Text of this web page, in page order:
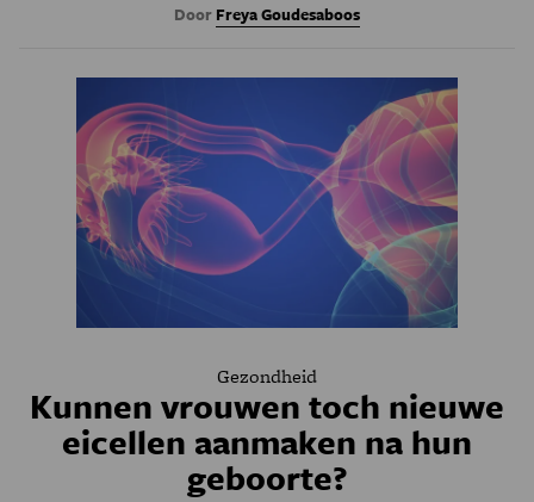
Door Freya Goudesaboos
Gezondheid
Kunnen vrouwen toch nieuwe
eicellen aanmaken na hun
geboorte?